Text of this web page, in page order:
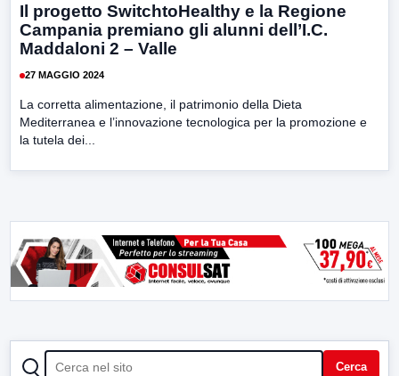
Il progetto SwitchtoHealthy e la Regione
Campania premiano gli alunni dell’I.C.
Maddaloni 2 – Valle
27 MAGGIO 2024
La corretta alimentazione, il patrimonio della Dieta
Mediterranea e l’innovazione tecnologica per la promozione e
la tutela dei...
CERCA Cerca